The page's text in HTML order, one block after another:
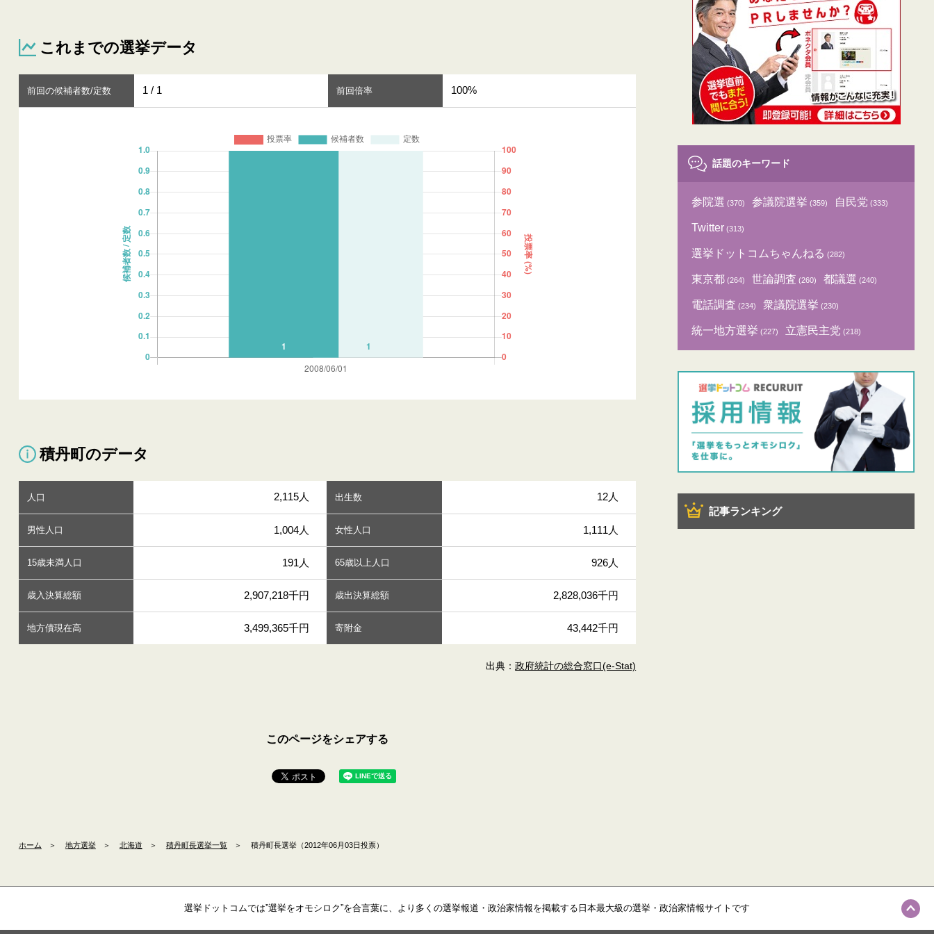
これまでの選挙データ
前回の候補者数/定数 1 / 1 前回倍率 100%
積丹町のデータ
人口 2,115人 出生数 12人
男性人口 1,004人 女性人口 1,111人
15歳未満人口 191人 65歳以上人口 926人
歳入決算総額 2,907,218千円 歳出決算総額 2,828,036千円
地方債現在高 3,499,365千円 寄附金 43,442千円
出典：政府統計の総合窓口(e-Stat)
このページをシェアする
話題のキーワード
参院選 (370) 参議院選挙 (359) 自民党 (333)
Twitter (313)
選挙ドットコムちゃんねる (282)
東京都 (264) 世論調査 (260) 都議選 (240)
電話調査 (234) 衆議院選挙 (230)
統一地方選挙 (227) 立憲民主党 (218)
記事ランキング
ホーム ＞ 地方選挙 ＞ 北海道 ＞ 積丹町長選挙一覧 ＞ 積丹町長選挙（2012年06月03日投票）
選挙ドットコムでは”選挙をオモシロク”を合言葉に、より多くの選挙報道・政治家情報を掲載する日本最大級の選挙・政治家情報サイトです